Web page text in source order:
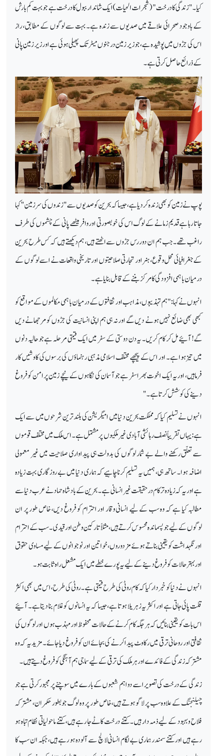
کیا۔ "زندگی کا درخت" (شجرات الحیات) ایک شاندار ببول کا درخت ہے جو بہت کم بارش
کے باوجود صحرائی علاقے میں صدیوں سے زندہ ہے۔ بہت سے لوگوں کے مطابق، راز
اس کی جڑوں میں پوشیدہ ہے، جو زیر زمین درجنوں میٹر تک پھیلی ہوئی ہے اور زیر زمین پانی
کے ذرائع حاصل کرتی ہے۔
پوپ نے زمین کو بھی زندہ کر دیا ہے، جیسا کہ بحرین کو صدیوں سے "زندوں کی سرزمین" کہا
جاتا رہا ہے قدیم زمانے کے لوگ اس کی خوبصورتی اور وافر میٹھے پانی کے چشموں کی طرف
راغب تھے۔ جب ہم ان دور رس جڑوں سے اٹھتے ہیں، ہم دیکھتے ہیں کہ کس طرح بحرین
کے جغرافیائی محل وقوع، ہنر اور تجارتی صلاحیتوں اور تاریخی واقعات نے اسے لوگوں کے
درمیان باہمی افزودگی کا مرکز بننے کے قابل بنایا ہے۔
انہوں نے کہا: "ہم تہذیبوں، مذاہب اور ثقافتوں کے درمیان باہمی مکالموں کے مواقع کو
کبھی بھی ضائع نہیں ہونے دیں گے اور نہ ہی ہم اپنی انسانیت کی جڑوں کو مرجھانے دیں
گے! آئیے مل کر کام کریں۔ یہ دن دوستی کے سفر میں ایک قیمتی مرحلہ ہے جو حالیہ دنوں
میں تیز ہوا ہے۔ اور اس کے پیچھے مختلف اسلامی مذہبی رہنماؤں کی برسوں کی کاوشیں کار
فرما ہیں، اور یہ ایک اخوت بھرا سفر ہے جو آسمان کی نگاہوں کے نیچے زمین پر امن کو فروغ
دینے کی کوشش کرتا ہے۔"
انہوں نے تسلیم کیا کہ مملکت بحرین دنیا میں امیگریشن کی بلند ترین شرحوں میں سے ایک
ہے: یہاں تقریباً نصف رہائشی آبادی غیر ملکیوں پر مشتمل ہے۔ اس ملک میں مختلف قوموں
سے تعلّق رکھنے والے بے شمار لوگوں کی بدولت ہی پیداواری صلاحیت میں غیر معمولی
اضافہ ہوا۔ ساتھ ہی، ہمیں یہ تسلیم کرنا چاہیے کہ ہماری دنیا میں بے روزگاری بہت زیادہ
ہے اور یہ کہ زیادہ تر کام درحقیقت غیر انسانی ہے۔ بحرین کے بادشاہ حماد نے عرب دنیا سے
مطالبہ کیا ہے کہ وہ سب کے لیے انسانی وقار اور احترام کو فروغ دیں، خاص طور پر ان
لوگوں کے لیے جو پسماندہ محسوس کرتے ہیں، مثلاً تارکین وطن اور قیدی۔ سب کے احترام
اور نگہداشت کو یقینی بناتے ہوئے مزدوروں، خواتین اور نوجوانوں کے لیے مساوی حقوق
اور بہتر حالات کو فروغ دینے کے لیے یہ پورے خطے میں ایک مشعل راہ ثابت ہو۔
انہوں نے دنیا کو خبردار کیا کہ کام روٹی کی طرح قیمتی ہے۔ روٹی کی طرح، اس میں بھی اکثر
قلت پائی جاتی ہے اور اکثر یہ زہریلا ہوتا ہے، جیسا کہ یہ انسانوں کو غلام بنا دیتا ہے۔ آئیے
اس بات کو یقینی بنائیں کہ ہر جگہ کام کرنے کے حالات محفوظ اور مہذب ہوں اور لوگوں کی
ثقافتی اور روحانی ترقی میں رکاوٹ پیدا کرنے کی بجائے ان کو فروغ دیا جائے۔ مزید یہ کہ وہ
مشترکہ زندگی کے فائدے اور ہر ملک کی ترقی کے لیے سماجی ہم آہنگی کو فروغ دیتے ہیں۔
زندگی کے درخت کی تصویر اسے دو اہم شعبوں کے بارے میں سوچنے پر مجبور کرتی ہے جو
چیلنجنگ کے علاوہ سب پر لاگو ہوتے ہیں، خاص طور پر وہ لوگ جو بطور حکمران، مشترکہ
فلاح و بہبود کے لیے ذمہ دار ہیں۔ کتنے درخت کاٹے جا رہے ہیں، کتنے ماحولیاتی نظام تباہ ہو
رہے ہیں اور کتنے سمندر ہماری بے لگام انسانی لالچ سے آلودہ ہو رہے ہیں، جبکہ ان سب کا